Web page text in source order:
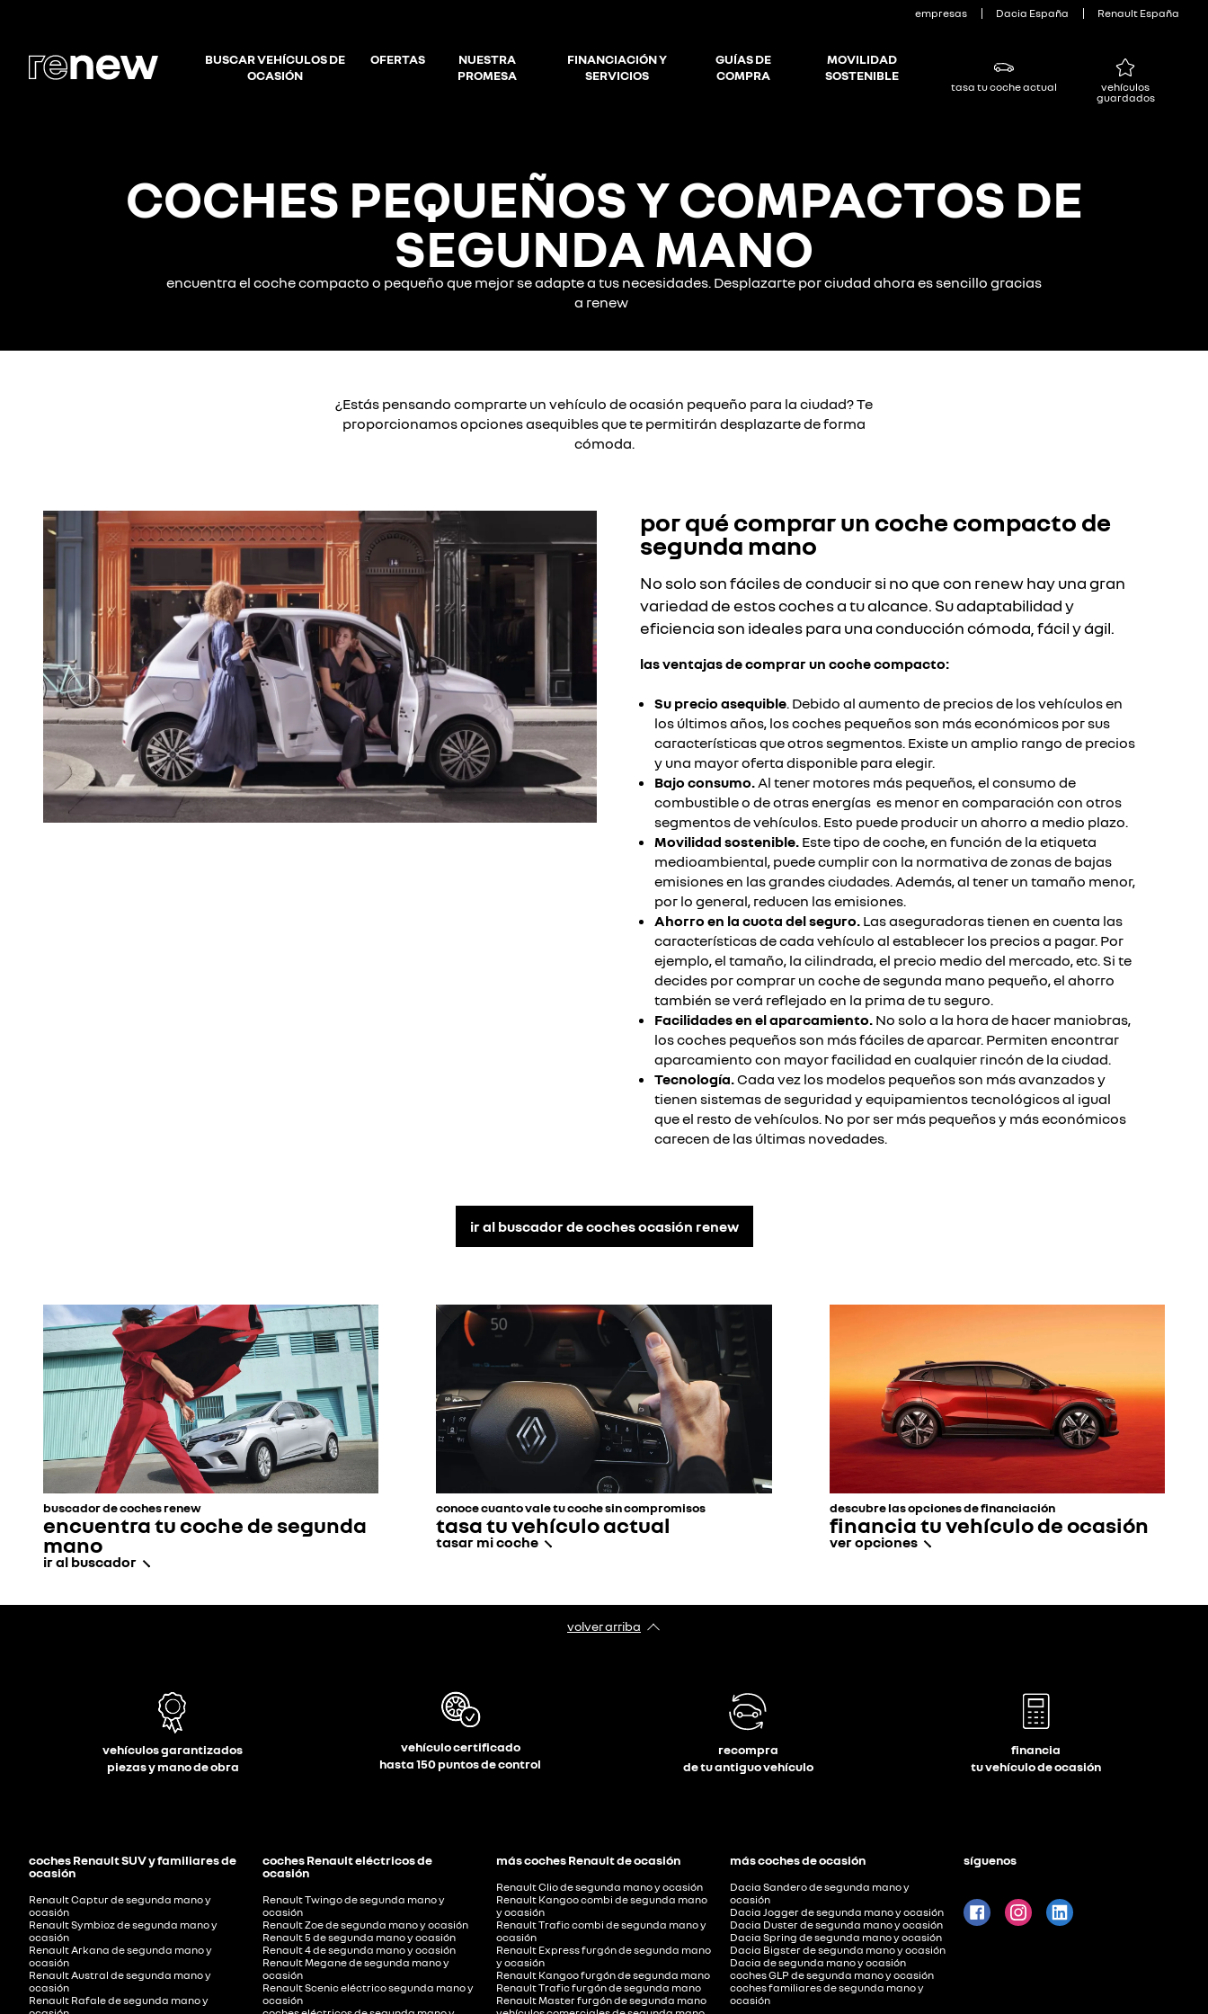
empresas Dacia España Renault España
BUSCAR VEHÍCULOS DE
OCASIÓN
OFERTAS
NUESTRA
PROMESA
FINANCIACIÓN Y
SERVICIOS
GUÍAS DE
COMPRA
MOVILIDAD
SOSTENIBLE
tasa tu coche actual
vehículos
guardados
COCHES PEQUEÑOS Y COMPACTOS DE
SEGUNDA MANO​
encuentra el coche compacto o pequeño que mejor se adapte a tus necesidades. Desplazarte por ciudad ahora es sencillo gracias
a renew ​
¿Estás pensando comprarte un vehículo de ocasión pequeño para la ciudad? Te
proporcionamos opciones asequibles que te permitirán desplazarte de forma
cómoda.​
por qué comprar un coche compacto de
segunda mano​
No solo son fáciles de conducir si no que con renew hay una gran
variedad de estos coches a tu alcance. Su adaptabilidad y
eficiencia son ideales para una conducción cómoda, fácil y ágil.​
las ventajas de comprar un coche compacto:​
Su precio asequible. Debido al aumento de precios de los vehículos en
los últimos años, los coches pequeños son más económicos por sus
características que otros segmentos. Existe un amplio rango de precios
y una mayor oferta disponible para elegir.​
Bajo consumo.Al tener motores más pequeños, el consumo de
combustible o de otras energías es menor en comparación con otros
segmentos de vehículos. Esto puede producir un ahorro a medio plazo.​
Movilidad sostenible. Este tipo de coche, en función de la etiqueta
medioambiental, puede cumplir con la normativa de zonas de bajas
emisiones en las grandes ciudades. Además, al tener un tamaño menor,
por lo general, reducen las emisiones.​
Ahorro en la cuota del seguro. Las aseguradoras tienen en cuenta las
características de cada vehículo al establecer los precios a pagar. Por
ejemplo, el tamaño, la cilindrada, el precio medio del mercado, etc. Si te
decides por comprar un coche de segunda mano pequeño, el ahorro
también se verá reflejado en la prima de tu seguro.​​
Facilidades en el aparcamiento. No solo a la hora de hacer maniobras,
los coches pequeños son más fáciles de aparcar. Permiten encontrar
aparcamiento con mayor facilidad en cualquier rincón de la ciudad. ​
Tecnología.Cada vez los modelos pequeños son más avanzados y
tienen sistemas de seguridad y equipamientos tecnológicos al igual
que el resto de vehículos. No por ser más pequeños y más económicos
carecen de las últimas novedades.​
ir al buscador de coches ocasión renew
buscador de coches renew​
encuentra tu coche de segunda
mano​
ir al buscador
conoce cuanto vale tu coche sin compromisos
tasa tu vehículo actual
tasar mi coche
descubre las opciones de financiación
financia tu vehículo de ocasión​
ver opciones
volver arriba
vehículos garantizados
piezas y mano de obra
vehículo certificado
hasta 150 puntos de control
recompra
de tu antiguo vehículo
financia
tu vehículo de ocasión
coches Renault SUV y familiares de
ocasión
Renault Captur de segunda mano y
ocasión
Renault Symbioz de segunda mano y
ocasión
Renault Arkana de segunda mano y
ocasión
Renault Austral de segunda mano y
ocasión
Renault Rafale de segunda mano y
coches Renault eléctricos de
ocasión
Renault Twingo de segunda mano y
ocasión
Renault Zoe de segunda mano y ocasión
Renault 5 de segunda mano y ocasión
Renault 4 de segunda mano y ocasión
Renault Megane de segunda mano y
ocasión
Renault Scenic eléctrico segunda mano y
ocasión
más coches Renault de ocasión
Renault Clio de segunda mano y ocasión
Renault Kangoo combi de segunda mano
y ocasión
Renault Trafic combi de segunda mano y
ocasión
Renault Express furgón de segunda mano
y ocasión
Renault Kangoo furgón de segunda mano
Renault Trafic furgón de segunda mano
Renault Master furgón de segunda mano
más coches de ocasión
Dacia Sandero de segunda mano y
ocasión
Dacia Jogger de segunda mano y ocasión
Dacia Duster de segunda mano y ocasión
Dacia Spring de segunda mano y ocasión
Dacia Bigster de segunda mano y ocasión
Dacia de segunda mano y ocasión
coches GLP de segunda mano y ocasión
coches familiares de segunda mano y
ocasión
síguenos